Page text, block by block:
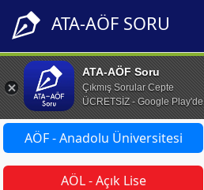
ATA-AÖF SORU
ATA-AÖF Soru
Çıkmış Sorular Cepte
ÜCRETSİZ - Google Play'de
AÖF - Anadolu Üniversitesi
AÖL - Açık Lise